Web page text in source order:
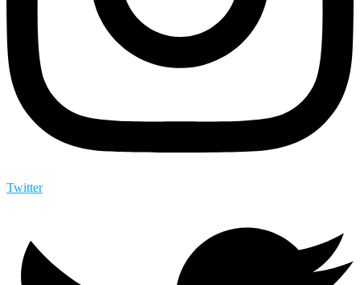
Twitter